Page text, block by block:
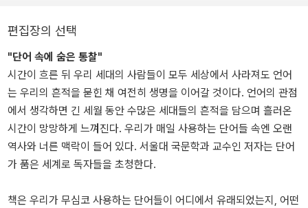
편집장의 선택
"단어 속에 숨은 통찰"
시간이 흐른 뒤 우리 세대의 사람들이 모두 세상에서 사라져도 언어
는 우리의 흔적을 묻힌 채 여전히 생명을 이어갈 것이다. 언어의 관점
에서 생각하면 긴 세월 동안 수많은 세대들의 흔적을 담으며 흘러온
시간이 망망하게 느껴진다. 우리가 매일 사용하는 단어들 속엔 오랜
역사와 너른 맥락이 들어 있다. 서울대 국문학과 교수인 저자는 단어
가 품은 세계로 독자들을 초청한다.
책은 우리가 무심코 사용하는 단어들이 어디에서 유래되었는지, 어떤